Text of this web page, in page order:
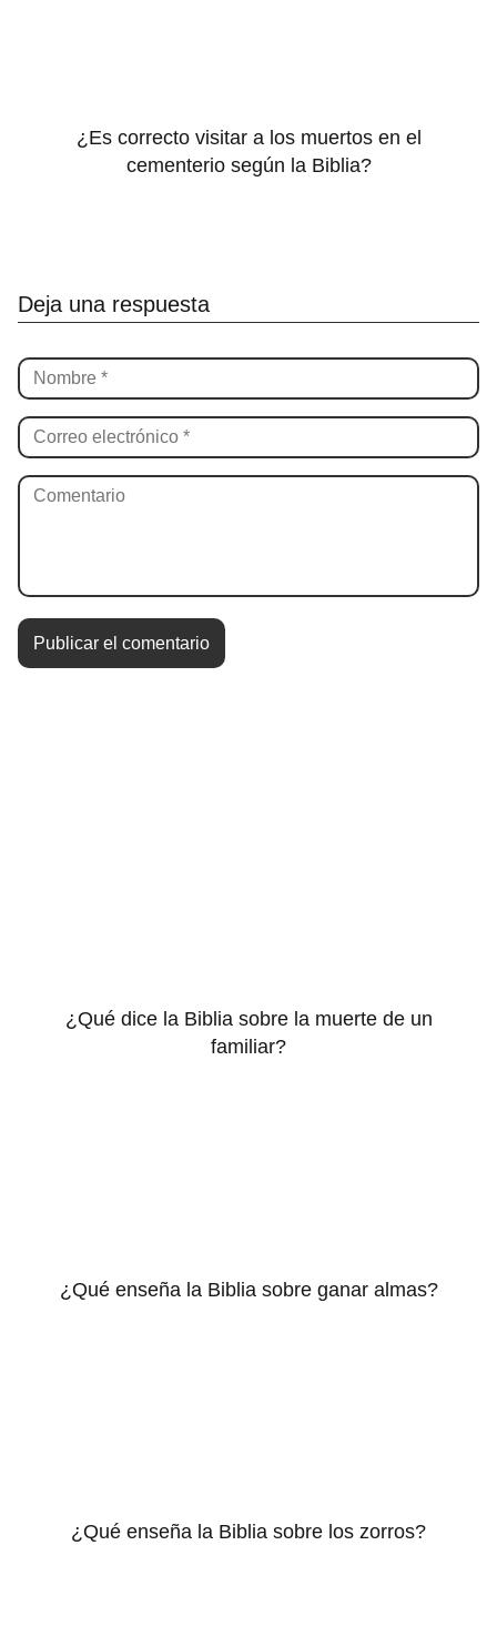
¿Es correcto visitar a los muertos en el
cementerio según la Biblia?
Deja una respuesta
¿Qué dice la Biblia sobre la muerte de un
familiar?
¿Qué enseña la Biblia sobre ganar almas?
¿Qué enseña la Biblia sobre los zorros?